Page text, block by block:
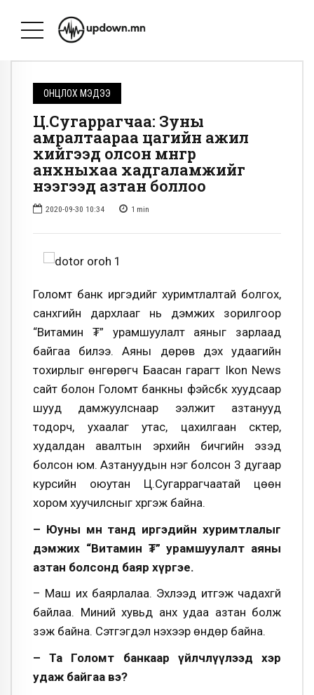
ОНЦЛОХ МЭДЭЭ
Ц.Сугаррагчаа: Зуны
амралтаараа цагийн ажил
хийгээд олсон мөнгөөрөө
анхныхаа хадгаламжийг
нээгээд азтан боллоо
2020-09-30 10:34 1 min
Голомт банк иргэдийг хуримтлалтай болгох,
санхүүгийн дархлааг нь дэмжих зорилгоор
“Витамин ₮” урамшуулалт аяныг зарлаад
байгаа билээ. Аяны дөрөв дэх удаагийн
тохирлыг өнгөрөгч Баасан гарагт Ikon News
сайт болон Голомт банкны фэйсбүүк хуудсаар
шууд дамжуулснаар ээлжит азтанууд
тодорч, ухаалаг утас, цахилгаан скүтер,
худалдан авалтын эрхийн бичгийн эзэд
болсон юм. Азтануудын нэг болсон 3 дугаар
курсийн оюутан Ц.Сугаррагчаатай цөөн
хором хуучилсныг хүргэж байна.
– Юуны өмнө танд иргэдийн хуримтлалыг
дэмжих “Витамин ₮” урамшуулалт аяны
азтан болсонд баяр хүргэе.
– Маш их баярлалаа. Эхлээд итгэж чадахгүй
байлаа. Миний хувьд анх удаа азтан болж
үзэж байна. Сэтгэгдэл үнэхээр өндөр байна.
– Та Голомт банкаар үйлчлүүлээд хэр
удаж байгаа вэ?